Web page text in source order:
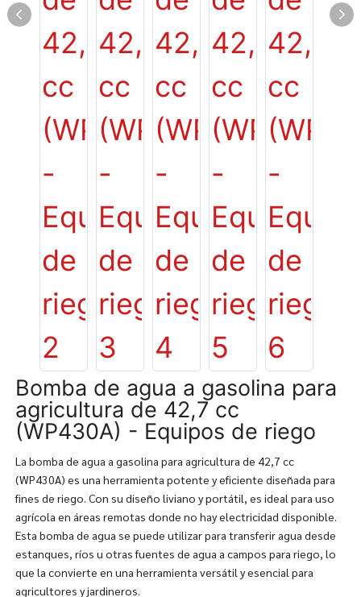
Bomba de agua a gasolina para
agricultura de 42,7 cc
(WP430A) - Equipos de riego
La bomba de agua a gasolina para agricultura de 42,7 cc
(WP430A) es una herramienta potente y eficiente diseñada para
fines de riego. Con su diseño liviano y portátil, es ideal para uso
agrícola en áreas remotas donde no hay electricidad disponible.
Esta bomba de agua se puede utilizar para transferir agua desde
estanques, ríos u otras fuentes de agua a campos para riego, lo
que la convierte en una herramienta versátil y esencial para
agricultores y jardineros.